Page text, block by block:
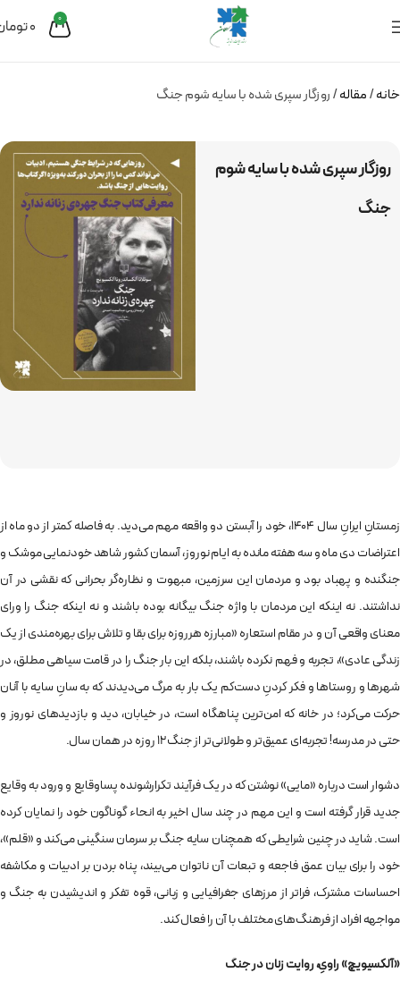
0
0
خانه مقاله روزگار سپری شده با سایه شوم جنگ
روزگار سپری شده با سایه شوم
جنگ
زمستانِ ایرانِ سال ۱۴۰۴، خود را آبستن دو واقعه مهم می‌دید. به فاصله کمتر از دو ماه از
اعتراضات دی ماه و سه هفته مانده به ایام نوروز، آسمان کشور شاهد خودنمایی موشک و
جنگنده و پهباد بود و مردمان این سرزمین، مبهوت و نظاره‌گر بحرانی که نقشی در آن
نداشتند. نه اینکه این مردمان با واژه جنگ بیگانه بوده باشند و نه اینکه جنگ را ورای
معنای واقعی آن و در مقام استعاره «مبارزه هرروزه برای بقا و تلاش برای بهره‌مندی از یک
زندگی عادی»، تجربه و فهم نکرده باشند، بلکه این بار جنگ را در قامت سیاهی مطلق، در
شهرها و روستاها و فکر کردنِ دست‌کم یک بار به مرگ می‌دیدند که به سانِ سایه با آنان
حرکت می‌کرد؛ در خانه که امن‌ترین پناهگاه است، در خیابان، دید و بازدیدهای نوروز و
حتی در مدرسه! تجربه‌ای عمیق‌تر و طولانی‌تر از جنگ ۱۲ روزه در همان سال.
دشوار است درباره «مایی» نوشتن که در یک فرآیند تکرارشونده پساوقایع و ورود به وقایع
جدید قرار گرفته است و این مهم در چند سال اخیر به انحاء گوناگون خود را نمایان کرده
است. شاید در چنین شرایطی که همچنان سایه جنگ بر سرمان سنگینی می‌کند و «قلم»،
خود را برای بیان عمق فاجعه و تبعات آن ناتوان می‌بیند، پناه بردن بر ادبیات و مکاشفه
احساسات مشترک، فراتر از مرزهای جغرافیایی و زبانی، قوه تفکر و اندیشیدن به جنگ و
مواجهه افراد از فرهنگ‌های مختلف با آن را فعال کند.
«آلکسیویچ» راویِ، روایت زنان در جنگ